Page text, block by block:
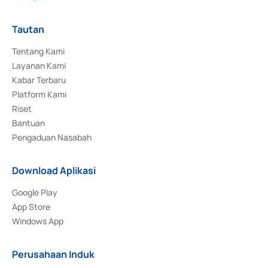
Tautan
Tentang Kami
Layanan Kami
Kabar Terbaru
Platform Kami
Riset
Bantuan
Pengaduan Nasabah
Download Aplikasi
Google Play
App Store
Windows App
Perusahaan Induk